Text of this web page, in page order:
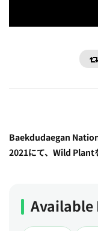
Baekdudaegan
2021にて、Wild Plant
Available